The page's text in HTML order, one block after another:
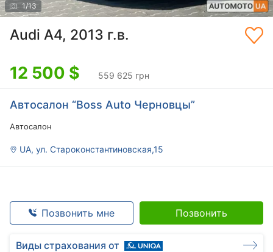
1 /13
Audi A4, 2013 г.в.
12 500 $ 559 625 грн
Автосалон “Boss Auto Черновцы”
Автосалон
UA, ул. Староконстантиновская,15
Позвонить мне Позвонить
Виды страхования от